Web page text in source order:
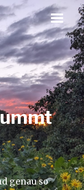
genau so